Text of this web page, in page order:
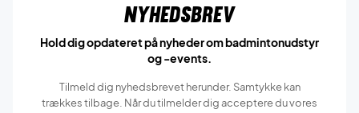
Nyhedsbrev
Hold dig opdateret på nyheder om badmintonudstyr
og -events.
Tilmeld dig nyhedsbrevet herunder. Samtykke kan
trækkes tilbage. Når du tilmelder dig acceptere du vores